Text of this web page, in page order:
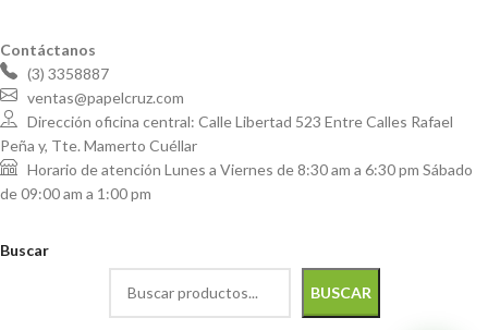
Contáctanos
(3) 3358887
ventas@papelcruz.com
Dirección oficina central: Calle Libertad 523 Entre Calles Rafael
Peña y, Tte. Mamerto Cuéllar
Horario de atención Lunes a Viernes de 8:30 am a 6:30 pm Sábado
de 09:00 am a 1:00 pm
Buscar
BUSCAR